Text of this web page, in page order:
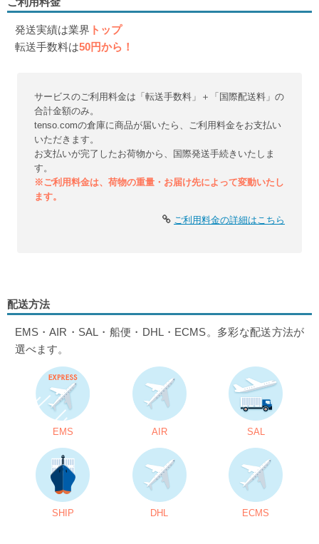
発送実績は業界 トップ
転送手数料は50円から！
サービスのご利用料金は「転送手数料」＋「国際配送料」の
合計金額のみ。
tenso.comの倉庫に商品が届いたら、ご利用料金をお支払い
いただきます。
お支払いが完了したお荷物から、国際発送手続きいたしま
す。
※ご利用料金は、荷物の重量・お届け先によって変動いたし
ます。
ご利用料金の詳細はこちら
配送方法
EMS・AIR・SAL・船便・DHL・ECMS。多彩な配送方法が
選べます。
EMS AIR SAL
SHIP DHL ECMS